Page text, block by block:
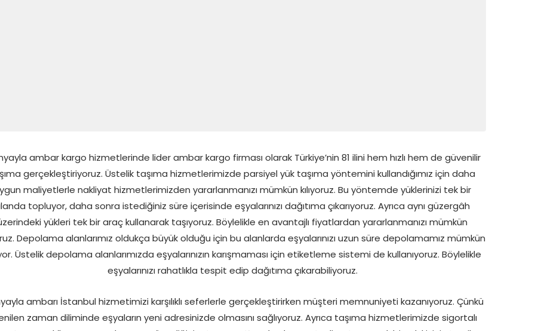
ambar kargo hizmetlerinde lider ambar kargo firması olarak Türkiye’nin 81 ilini hem hızlı hem de güvenilir
gerçekleştiriyoruz. Üstelik taşıma hizmetlerimizde parsiyel yük taşıma yöntemini kullandığımız için daha
maliyetlerle nakliyat hizmetlerimizden yararlanmanızı mümkün kılıyoruz. Bu yöntemde yüklerinizi tek bir
topluyor, daha sonra istediğiniz süre içerisinde eşyalarınızı dağıtıma çıkarıyoruz. Ayrıca aynı güzergâh
yükleri tek bir araç kullanarak taşıyoruz. Böylelikle en avantajlı fiyatlardan yararlanmanızı mümkün
Depolama alanlarımız oldukça büyük olduğu için bu alanlarda eşyalarınızı uzun süre depolamamız mümkün
Üstelik depolama alanlarımızda eşyalarınızın karışmaması için etiketleme sistemi de kullanıyoruz. Böylelikle
eşyalarınızı rahatlıkla tespit edip dağıtıma çıkarabiliyoruz.
ambarı İstanbul hizmetimizi karşılıklı seferlerle gerçekleştirirken müşteri memnuniyeti kazanıyoruz. Çünkü
zaman diliminde eşyaların yeni adresinizde olmasını sağlıyoruz. Ayrıca taşıma hizmetlerimizde sigortalı